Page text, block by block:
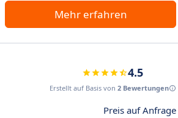
Mehr erfahren
4.5
Erstellt auf Basis von 2 Bewertungen
Preis auf Anfrage